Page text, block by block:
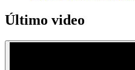
Último video